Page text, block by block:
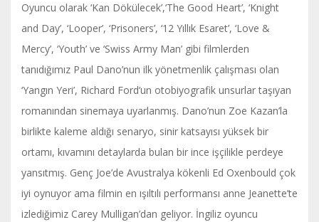
Oyuncu olarak ‘Kan Dökülecek’,‘The Good Heart’, ‘Knight
and Day’, ‘Looper’, ‘Prisoners’, ‘12 Yıllık Esaret’, ‘Love &
Mercy’, ‘Youth’ ve ‘Swiss Army Man’ gibi filmlerden
tanıdığımız Paul Dano’nun ilk yönetmenlik çalışması olan
‘Yangın Yeri’, Richard Ford’un otobiyografik unsurlar taşıyan
romanından sinemaya uyarlanmış. Dano’nun Zoe Kazan’la
birlikte kaleme aldığı senaryo, sinir katsayısı yüksek bir
ortamı, kıvamını detaylarda bulan bir ince işçilikle perdeye
yansıtmış. Genç Joe’de Avustralya kökenli Ed Oxenbould çok
iyi oynuyor ama filmin en ışıltılı performansı anne Jeanette’te
izlediğimiz Carey Mulligan’dan geliyor. İngiliz oyuncu